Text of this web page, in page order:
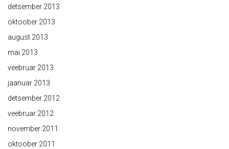
detsember 2013
oktoober 2013
august 2013
mai 2013
veebruar 2013
jaanuar 2013
detsember 2012
veebruar 2012
november 2011
oktoober 2011